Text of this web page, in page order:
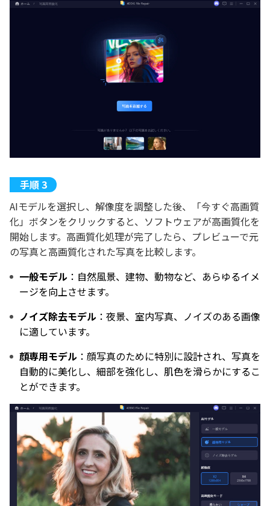
AIモデルを選択し、解像度を調整した後、「今すぐ高画質
化」ボタンをクリックすると、ソフトウェアが高画質化を
開始します。高画質化処理が完了したら、プレビューで元
の写真と高画質化された写真を比較します。
一般モデル ：自然風景、建物、動物など、あらゆるイメ
ージを向上させます。
ノイズ除去モデル ：夜景、室内写真、ノイズのある画像
に適しています。
顔専用モデル ：顔写真のために特別に設計され、写真を
自動的に美化し、細部を強化し、肌色を滑らかにするこ
とができます。